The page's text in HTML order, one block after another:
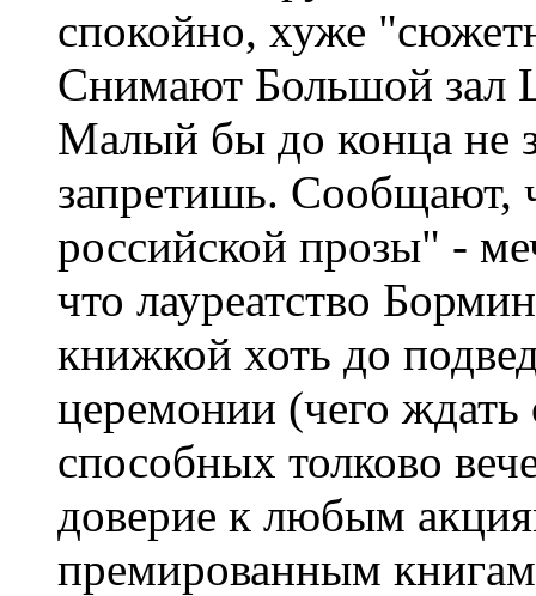
спокойно, хуже
Снимают Большой зал
Малый бы до конца не
запретишь. Сообщают,
российской прозы" -
что лауреатство
книжкой хоть до
церемонии (чего
способных толково
доверие к любым
премированным